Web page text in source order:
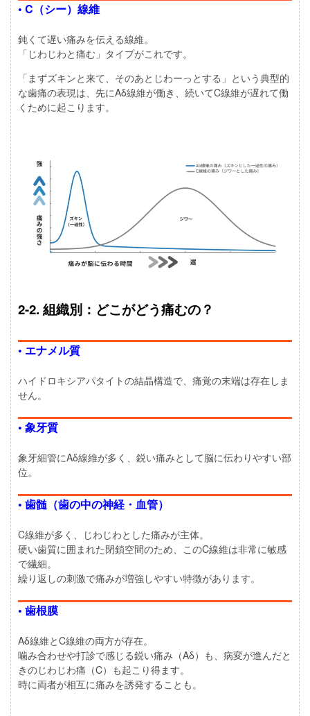
• C（シー）線維
鈍くて遅い痛みを伝える線維。
「じわじわと痛む」タイプがこれです。
「まずズキンと来て、そのあとじわーっとする」という典型的
な歯痛の表現は、先にAδ線維が働き、続いてC線維が遅れて働
くために起こります。
2-2. 組織別：どこがどう痛むの？
• エナメル質
ハイドロキシアパタイトの結晶構造で、痛覚の末端は存在しま
せん。
• 象牙質
象牙細管にAδ線維が多く、鋭い痛みとして脳に伝わりやすい部
位。
• 歯髄（歯の中の神経・血管）
C線維が多く、じわじわとした痛みが主体。
硬い歯質に囲まれた閉鎖空間のため、このC線維は非常に敏感
で繊細。
繰り返しの刺激で痛みが増強しやすい特徴があります。
• 歯根膜
Aδ線維とC線維の両方が存在。
噛み合わせや打診で感じる鋭い痛み（Aδ）も、病変が進んだと
きのじわじわ痛（C）も起こり得ます。
時に両者が相互に痛みを誘発することも。